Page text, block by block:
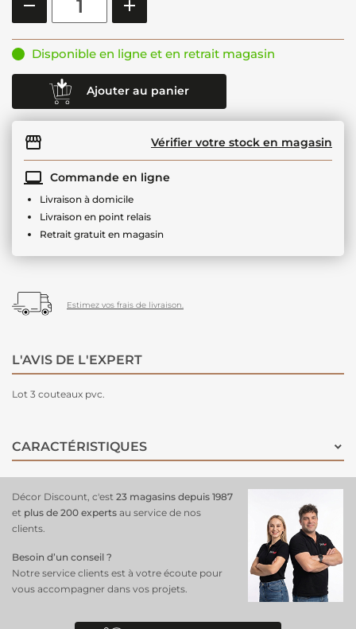
Disponible en ligne et en retrait magasin
Ajouter au panier
Vérifier votre stock en magasin
Commande en ligne
Livraison à domicile
Livraison en point relais
Retrait gratuit en magasin
Estimez vos frais de livraison.
L'AVIS DE L'EXPERT
Lot 3 couteaux pvc.
CARACTÉRISTIQUES
Décor Discount, c'est 23 magasins depuis 1987
et plus de 200 experts au service de nos
clients.
Besoin d’un conseil ?
Notre service clients est à votre écoute pour
vous accompagner dans vos projets.